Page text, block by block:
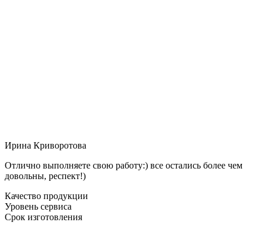
Ирина Криворотова
Отлично выполняете свою работу:) все остались более чем
довольны, респект!)
Качество продукции
Уровень сервиса
Срок изготовления